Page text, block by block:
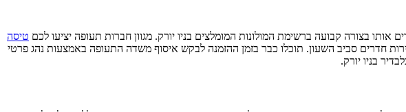
בצורה קבועה ברשימת המולונות המומלצים בניו יורק. מגוון חברות תעופה יציעו לכם טיסה
חדרים סביב השעון. תוכלו כבר בזמן ההזמנה לבקש איסוף משדה התעופה באמצעות נהג פרטי
בניו יורק.